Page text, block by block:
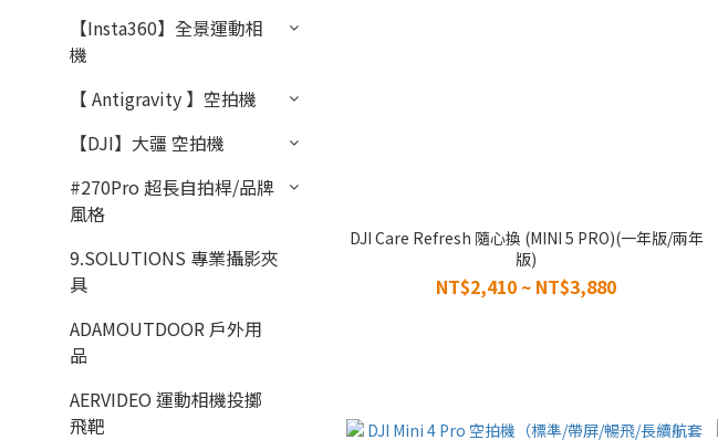
【Insta360】全景運動相
機
【 Antigravity 】空拍機
【DJI】大疆 空拍機
#270Pro 超長自拍桿/品牌
風格
9.SOLUTIONS 專業攝影夾
具
ADAMOUTDOOR 戶外用
品
AERVIDEO 運動相機投擲
飛靶
DJI Care Refresh 隨心換 (MINI 5 PRO)(一年版/兩年
版)
NT$2,410 ~ NT$3,880